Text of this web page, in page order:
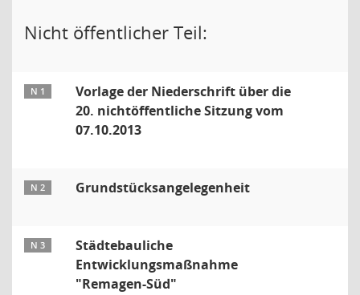
Nicht öffentlicher Teil:
N 1
Vorlage der Niederschrift über die
20. nichtöffentliche Sitzung vom
07.10.2013
N 2 Grundstücksangelegenheit
N 3
Städtebauliche
Entwicklungsmaßnahme
"Remagen-Süd"